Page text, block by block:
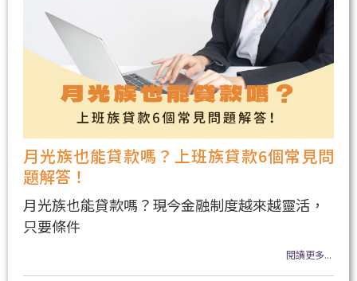
月光族也能貸款嗎？上班族貸款6個常見問
題解答！
月光族也能貸款嗎？現今金融制度越來越靈活，
只要條件
閱讀更多...